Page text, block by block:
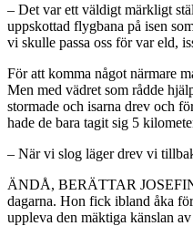
– Det var ett väldigt märkligt
uppskottad flygbana på isen
vi skulle passa oss för var eld,
För att komma något närmare
Men med vädret som rådde
stormade och isarna drev och
hade de bara tagit sig 5
– När vi slog läger drev vi
ÄNDÅ, BERÄTTAR
dagarna. Hon fick ibland åka
uppleva den mäktiga känslan